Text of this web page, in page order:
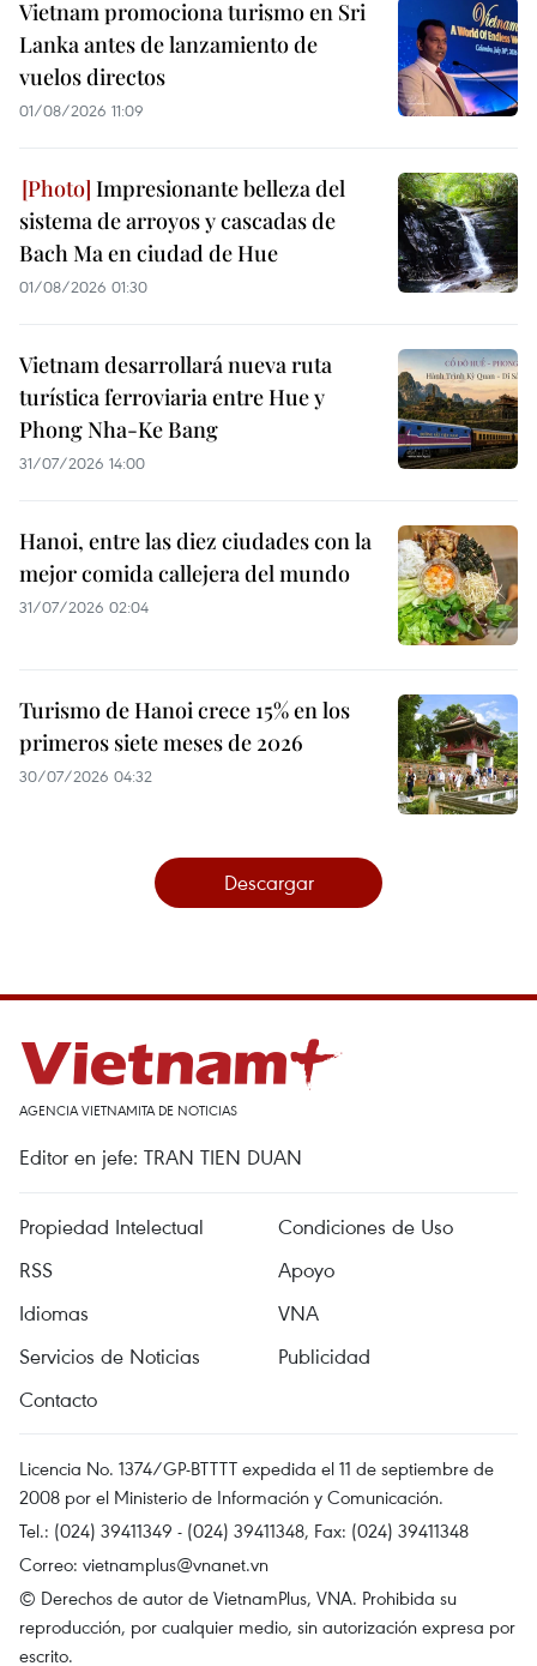
Vietnam promociona turismo en Sri
Lanka antes de lanzamiento de
vuelos directos
01/08/2026 11:09
Impresionante belleza del
sistema de arroyos y cascadas de
Bach Ma en ciudad de Hue
01/08/2026 01:30
Vietnam desarrollará nueva ruta
turística ferroviaria entre Hue y
Phong Nha-Ke Bang
31/07/2026 14:00
Hanoi, entre las diez ciudades con la
mejor comida callejera del mundo
31/07/2026 02:04
Turismo de Hanoi crece 15% en los
primeros siete meses de 2026
30/07/2026 04:32
Descargar
AGENCIA VIETNAMITA DE NOTICIAS
Editor en jefe: TRAN TIEN DUAN
Propiedad Intelectual
Condiciones de Uso
RSS
Apoyo
Idiomas
VNA
Servicios de Noticias
Publicidad
Contacto
Licencia No. 1374/GP-BTTTT expedida el 11 de septiembre de
2008 por el Ministerio de Información y Comunicación.
Tel.: (024) 39411349 - (024) 39411348, Fax: (024) 39411348
Correo: vietnamplus@vnanet.vn
© Derechos de autor de VietnamPlus, VNA. Prohibida su
reproducción, por cualquier medio, sin autorización expresa por
escrito.